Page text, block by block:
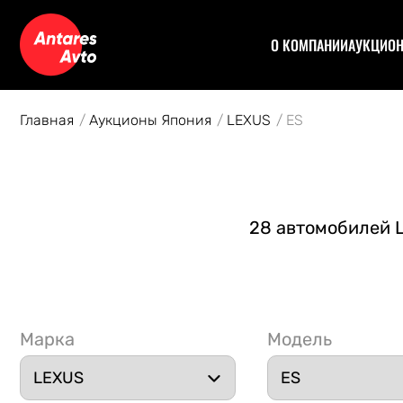
О КОМПАНИИ
Главная Аукционы Япония LEXUS ES
28 автомобилей
Марка Модель